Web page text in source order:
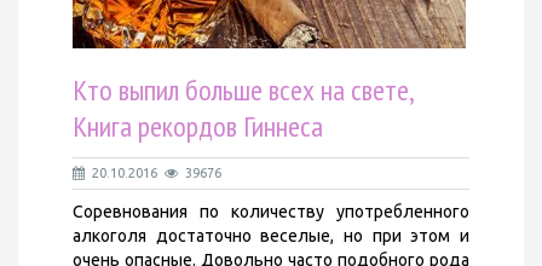
Кто выпил больше всех на свете,
Книга рекордов Гиннеса
20.10.2016 39676
Соревнования по количеству употребленного
алкоголя достаточно веселые, но при этом и
очень опасные. Довольно часто подобного рода